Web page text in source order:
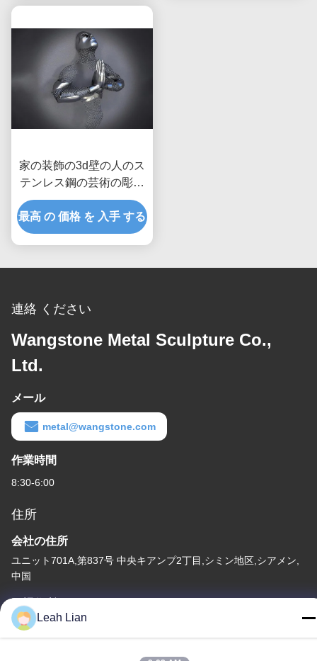
家の装飾の3d壁の人のス
テンレス鋼の芸術の彫刻
のマットの比ゆ的な終わ
り
最高 の 価格 を 入手 する
連絡 ください
Wangstone Metal Sculpture Co.,
Ltd.
メール
metal@wangstone.com
作業時間
8:30-6:00
住所
会社の住所
ユニット701A,第837号 中央キアンプ2丁目,シミン地区,シアメン,
中国
工場住所
第72号 ユンジュン道路 武峰村 崇武町 泉州市 福建市
Leah Lian